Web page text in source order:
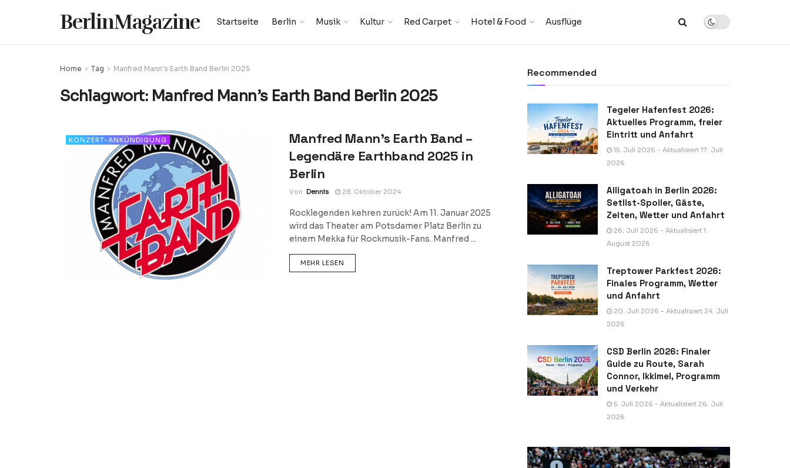
BerlinMagazine Startseite Berlin Musik Kultur Red Carpet Hotel & Food Ausflüge
Home Tag Manfred Mann's Earth Band Berlin 2025
Schlagwort: Manfred Mann’s Earth Band Berlin 2025
KONZERT-ANKÜNDIGUNG
Manfred Mann’s Earth Band –
Legendäre Earthband 2025 in
Berlin
Von Dennis 28. Oktober 2024
Rocklegenden kehren zurück! Am 11. Januar 2025
wird das Theater am Potsdamer Platz Berlin zu
einem Mekka für Rockmusik-Fans. Manfred ...
MEHR LESEN
Recommended
Tegeler Hafenfest 2026:
Aktuelles Programm, freier
Eintritt und Anfahrt
15. Juli 2026 - Aktualisiert 17. Juli
2026
Alligatoah in Berlin 2026:
Setlist-Spoiler, Gäste,
Zeiten, Wetter und Anfahrt
26. Juli 2026 - Aktualisiert 1.
August 2026
Treptower Parkfest 2026:
Finales Programm, Wetter
und Anfahrt
20. Juli 2026 - Aktualisiert 24. Juli
2026
CSD Berlin 2026: Finaler
Guide zu Route, Sarah
Connor, Ikkimel, Programm
und Verkehr
5. Juli 2026 - Aktualisiert 26. Juli
2026